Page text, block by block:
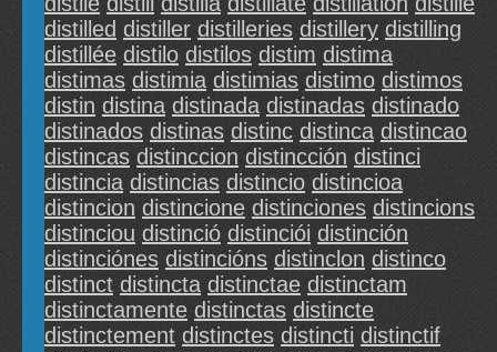
distilled distiller distilleries distillery distilling
distillée distilo distilos distim distima
distimas distimia distimias distimo distimos
distin distina distinada distinadas distinado
distinados distinas distinc distinca distincao
distincas distinccion distincción distinci
distincia distincias distincio distincioa
distincion distincione distinciones distincions
distinciou distinció distinciói distinción
distinciónes distincións distinclon distinco
distinct distincta distinctae distinctam
distinctamente distinctas distincte
distinctement distinctes distincti distinctif